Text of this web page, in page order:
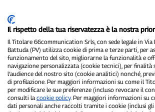
P300.it è una Testata Giornalistica
Registrazione numero 1/2021 del 1/2/2021 -
Proprietario ed editore:
02798890188
Direttore Responsabile:Alessandro Secchi-
Il rispetto della tua riservatezza è la nostra
Il Titolare 66communication Srls, con sede legale in
Battuda (PV) utilizza cookie di prima e terze parti, per
funzionamento del sito, migliorarne la funzionalità e
navigazione personalizzata (cookie tecnici), per
l’audience del nostro sito (cookie analitici) nonché,
di profilazione. Per maggiori informazioni su come il
per modificare le sue preferenze (incluso revocare il
consulti la cookie policy. Per maggiori informazioni su
dati personali anche raccolti tramite i cookie (inclusi